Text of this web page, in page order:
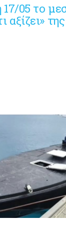
05 το
αξίζει»